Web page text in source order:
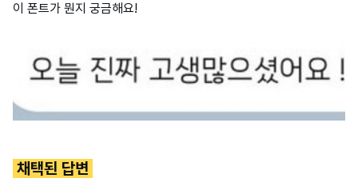
이 폰트가 뭔지 궁금해요!
채택된 답변